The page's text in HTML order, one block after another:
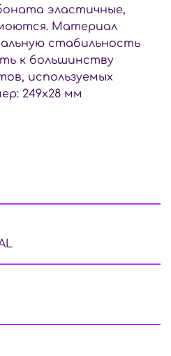
эластичные,
Материал
стабильность
к большинству
используемых
249х28 мм